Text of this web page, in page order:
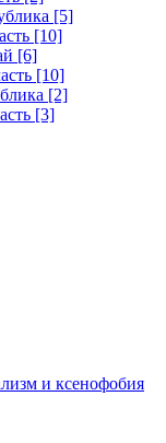
[5]
[10]
[6]
[10]
[2]
[3]
и ксенофобия